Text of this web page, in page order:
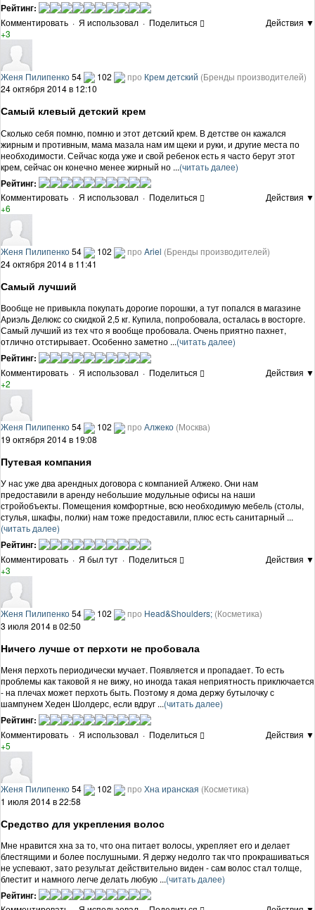
Рейтинг:
Комментировать · Я использовал · Поделиться
Действия ▼
+3
Женя Пилипенко54 102 про Крем детский (Бренды производителей)
24 октября 2014 в 12:10
Самый клевый детский крем
Сколько себя помню, помню и этот детский крем. В детстве он кажался
жирным и противным, мама мазала нам им щеки и руки, и другие места по
необходимости. Сейчас когда уже и свой ребенок есть я часто берут этот
крем, сейчас он конечно менее жирный но ...(читать далее)
Рейтинг:
Комментировать · Я использовал · Поделиться
Действия ▼
+6
Женя Пилипенко54 102 про Ariel (Бренды производителей)
24 октября 2014 в 11:41
Самый лучший
Вообще не привыкла покупать дорогие порошки, а тут попался в магазине
Ариэль Делюкс со скидкой 2,5 кг. Купила, попробовала, осталась в восторге.
Самый лучший из тех что я вообще пробовала. Очень приятно пахнет,
отлично отстирывает. Особенно заметно ...(читать далее)
Рейтинг:
Комментировать · Я использовал · Поделиться
Действия ▼
+2
Женя Пилипенко54 102 про Алжеко (Москва)
19 октября 2014 в 19:08
Путевая компания
У нас уже два арендных договора с компанией Алжеко. Они нам
предоставили в аренду небольшие модульные офисы на наши
стройобъекты. Помещения комфортные, всю необходимую мебель (столы,
стулья, шкафы, полки) нам тоже предоставили, плюс есть санитарный ...
(читать далее)
Рейтинг:
Комментировать · Я был тут · Поделиться
Действия ▼
+3
Женя Пилипенко54 102 про Head&Shoulders; (Косметика)
3 июля 2014 в 02:50
Ничего лучше от перхоти не пробовала
Меня перхоть периодически мучает. Появляется и пропадает. То есть
проблемы как таковой я не вижу, но иногда такая неприятность приключается
- на плечах может перхоть быть. Поэтому я дома держу бутылочку с
шампунем Хеден Шолдерс, если вдруг ...(читать далее)
Рейтинг:
Комментировать · Я использовал · Поделиться
Действия ▼
+5
Женя Пилипенко54 102 про Хна иранская (Косметика)
1 июля 2014 в 22:58
Средство для укрепления волос
Мне нравится хна за то, что она питает волосы, укрепляет его и делает
блестящими и более послушными. Я держу недолго так что прокрашиваться
не успевают, зато результат действительно виден - сам волос стал толще,
блестит и намного легче делать любую ...(читать далее)
Рейтинг: